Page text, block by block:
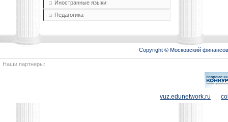
Иностранные языки
Педагогика
Copyright © Московский
Наши партнеры:
vuz.edunetwork.ru